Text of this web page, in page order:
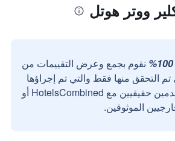
ووتر هوتل
نقوم بجمع وعرض التقييمات من
تم التحقق منها فقط والتي تم إجراؤها
بواسطة مستخدمين حقيقيين مع HotelsCombined أو
الموثوقين.